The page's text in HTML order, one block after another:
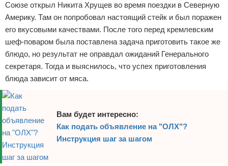
Союзе открыл Никита Хрущев во время поездки в Северную
Америку. Там он попробовал настоящий стейк и был поражен
его вкусовыми качествами. После того перед кремлевским
шеф-поваром была поставлена задача приготовить такое же
блюдо, но результат не оправдал ожиданий Генерального
секретаря. Тогда и выяснилось, что успех приготовления
блюда зависит от мяса.
Вам будет интересно:
Как подать объявление на "ОЛХ"?
Инструкция шаг за шагом